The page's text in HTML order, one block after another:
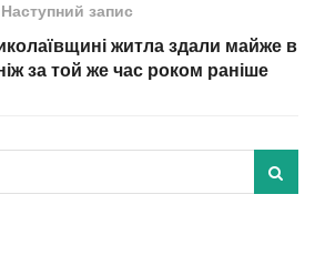
Наступний запис
житла здали майже в
за той же час роком раніше